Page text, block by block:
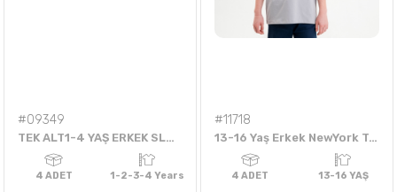
#09349
TEK ALT1-4 YAŞ ERKEK SLURP GÜLEN YÜZLÜ ŞORT
#11718
13-16 Yaş Erkek NewYork Tshirt